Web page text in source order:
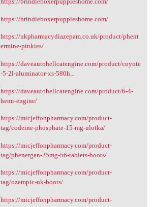
https://brindleboxerpuppieshome.com/
https://ukpharmacydiazepam.co.uk/product/phent
ermine-pinkies/
https://daveautohellcatengine.com/product/coyote
-5-2l-aluminator-xs-580h...
https://daveautohellcatengine.com/product/6-4-
hemi-engine/
https://micjeffonpharmacy.com/product-
tag/codeine-phosphate-15-mg-ulotka/
https://micjeffonpharmacy.com/product-
tag/phenergan-25mg-56-tablets-boots/
https://micjeffonpharmacy.com/product-
tag/ozempic-uk-boots/
https://micjeffonpharmacy.com/product-